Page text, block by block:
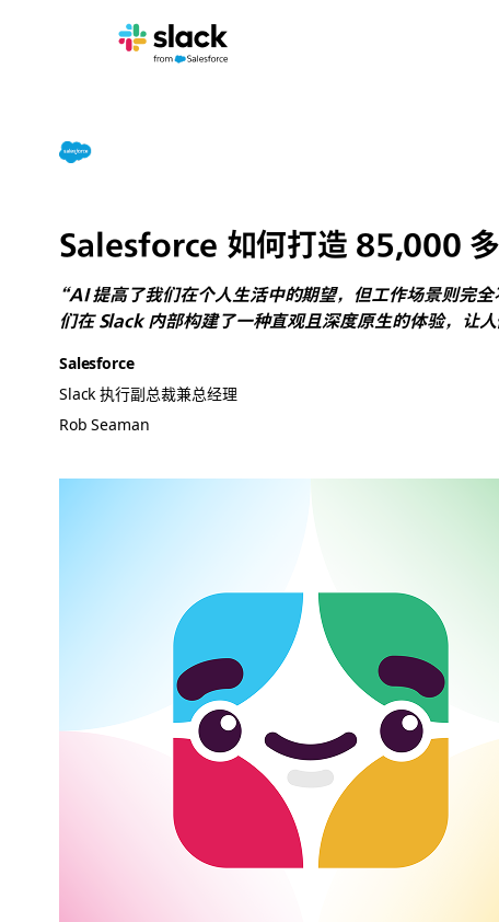
Salesforce 如何打造 85,000
“AI 提高了我们在个人生活中的期望，但工作场景则完
们在 Slack 内部构建了一种直观且深度原生的体验，让
Salesforce
Slack 执行副总裁兼总经理
Rob Seaman